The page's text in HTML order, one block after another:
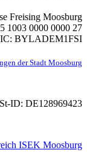
Freising Moosburg
1003 0000 0000 27
BYLADEM1FSI
der Stadt Moosburg
ID: DE128969423
ISEK Moosburg